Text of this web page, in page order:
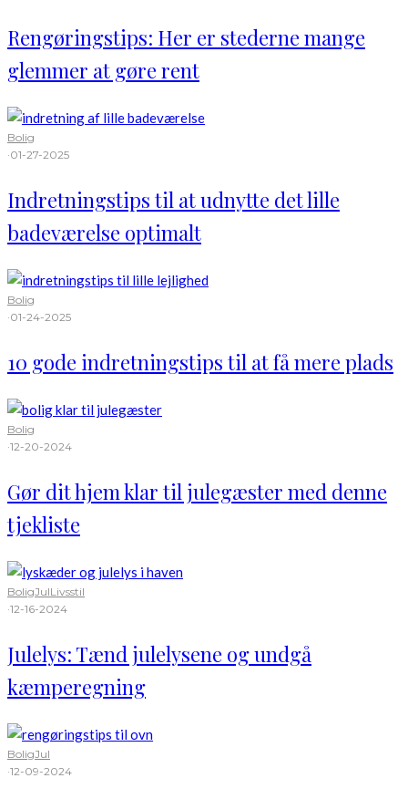
Rengøringstips: Her er stederne mange
glemmer at gøre rent
Bolig
·01-27-2025
Indretningstips til at udnytte det lille
badeværelse optimalt
Bolig
·01-24-2025
10 gode indretningstips til at få mere plads
Bolig
·12-20-2024
Gør dit hjem klar til julegæster med denne
tjekliste
BoligJulLivsstil
·12-16-2024
Julelys: Tænd julelysene og undgå
kæmperegning
BoligJul
·12-09-2024